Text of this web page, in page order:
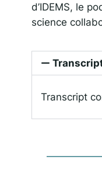
d’IDEMS, le
science
Transcript